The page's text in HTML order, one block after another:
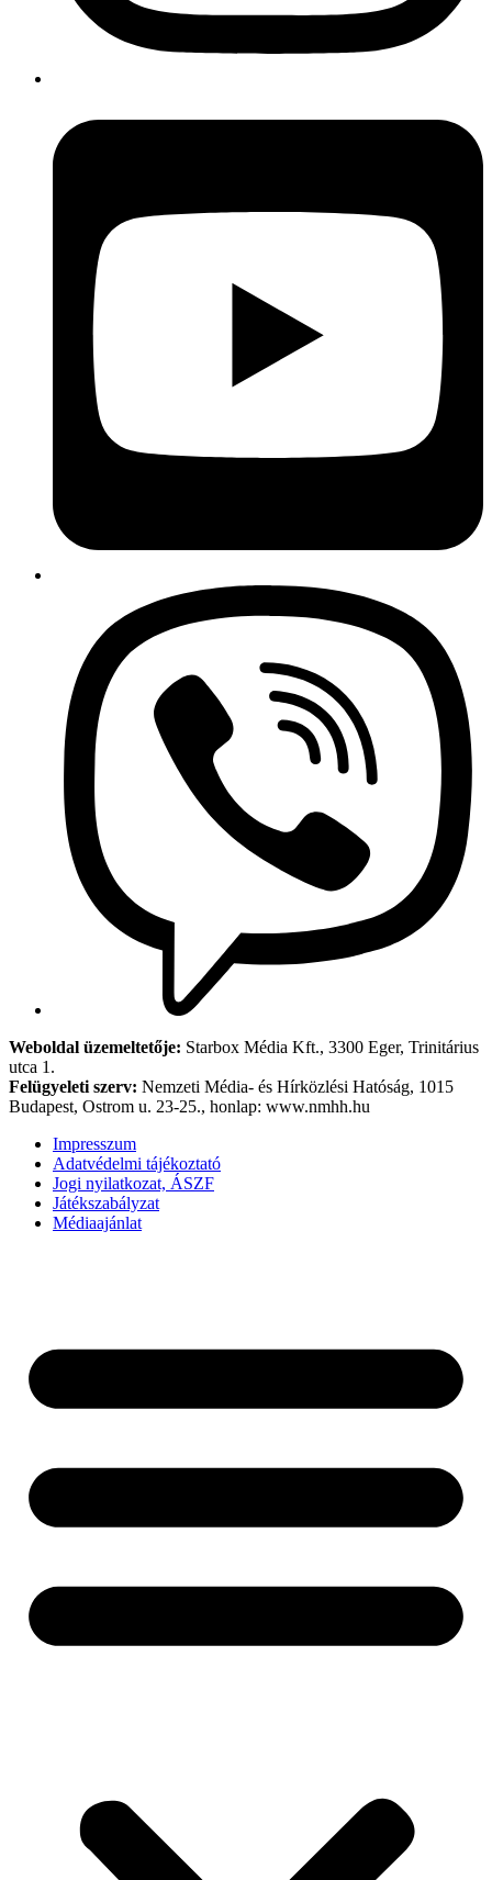
Weboldal üzemeltetője: Starbox Média Kft., 3300 Eger, Trinitárius
utca 1.
Felügyeleti szerv: Nemzeti Média- és Hírközlési Hatóság, 1015
Budapest, Ostrom u. 23-25., honlap: www.nmhh.hu
Impresszum
Adatvédelmi tájékoztató
Jogi nyilatkozat, ÁSZF
Játékszabályzat
Médiaajánlat